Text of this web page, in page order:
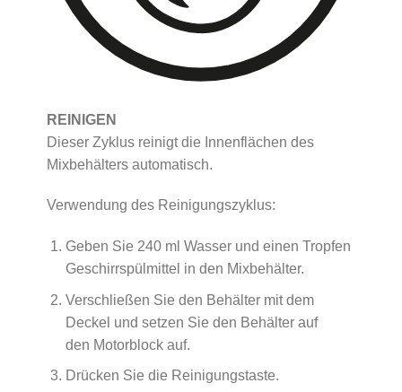
REINIGEN
Dieser Zyklus reinigt die Innenflächen des
Mixbehälters automatisch.
Verwendung des Reinigungszyklus:
Geben Sie 240 ml Wasser und einen Tropfen
Geschirrspülmittel in den Mixbehälter.
Verschließen Sie den Behälter mit dem
Deckel und setzen Sie den Behälter auf
den Motorblock auf.
Drücken Sie die Reinigungstaste.